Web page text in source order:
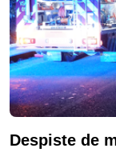
Despiste de